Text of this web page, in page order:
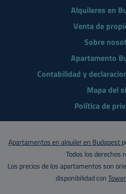
Alquileres en
Venta de
Sobre
Apartamento
Contabilidad y
Mapa del
Política de
Apartamentos en alquiler en Budapest
Todos los derechos
Los precios de los apartamentos son
disponibilidad con